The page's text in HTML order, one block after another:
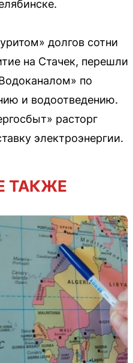
долгов сотни
на Стачек, перешли
по
и водоотведению.
расторг
электроэнергии.
ТАКЖЕ